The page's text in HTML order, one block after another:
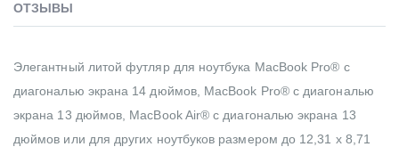
ОТЗЫВЫ
Элегантный литой футляр для ноутбука MacBook Pro® с
диагональю экрана 14 дюймов, MacBook Pro® с диагональю
экрана 13 дюймов, MacBook Air® с диагональю экрана 13
дюймов или для других ноутбуков размером до 12,31 x 8,71